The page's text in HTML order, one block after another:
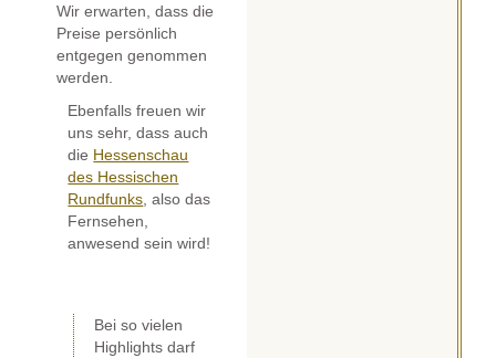
Wir erwarten, dass die
Preise persönlich
entgegen genommen
werden.
Ebenfalls freuen wir
uns sehr, dass auch
die Hessenschau
des Hessischen
Rundfunks , also das
Fernsehen,
anwesend sein wird!
Bei so vielen
Highlights darf